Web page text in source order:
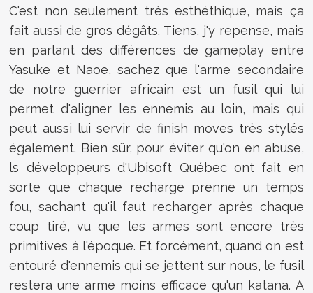
C'est non seulement très esthéthique, mais ça
fait aussi de gros dégâts. Tiens, j'y repense, mais
en parlant des différences de gameplay entre
Yasuke et Naoe, sachez que l'arme secondaire
de notre guerrier africain est un fusil qui lui
permet d'aligner les ennemis au loin, mais qui
peut aussi lui servir de finish moves très stylés
également. Bien sûr, pour éviter qu'on en abuse,
ls développeurs d'Ubisoft Québec ont fait en
sorte que chaque recharge prenne un temps
fou, sachant qu'il faut recharger après chaque
coup tiré, vu que les armes sont encore très
primitives à l'époque. Et forcément, quand on est
entouré d'ennemis qui se jettent sur nous, le fusil
restera une arme moins efficace qu'un katana. A